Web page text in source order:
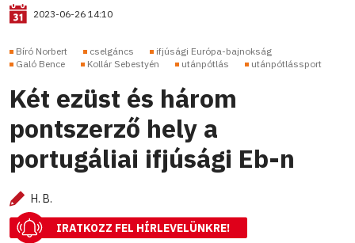
2023-06-26 14:10
Bíró Norbert cselgáncs
ifjúsági Európa-bajnokság
Galó Bence
Kollár Sebestyén utánpótlás utánpótlássport
Két ezüst és három
pontszerző hely a
portugáliai ifjúsági Eb-n
H. B.
IRATKOZZ FEL HÍRLEVELÜNKRE!